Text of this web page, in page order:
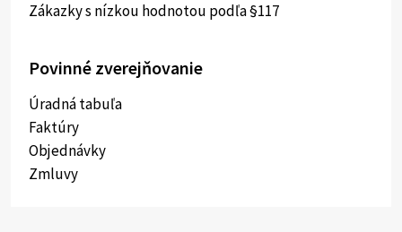
Zákazky s nízkou hodnotou podľa §117
Povinné zverejňovanie
Úradná tabuľa
Faktúry
Objednávky
Zmluvy